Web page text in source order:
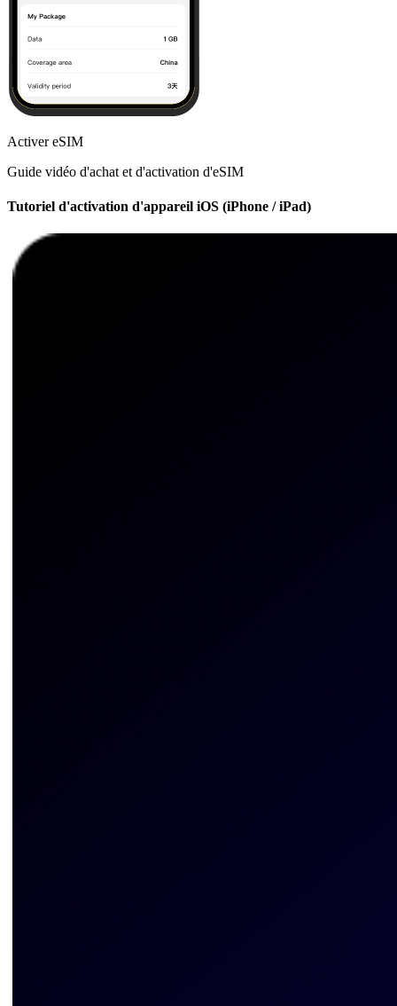
Activer eSIM
Guide vidéo d'achat et d'activation d'eSIM
Tutoriel d'activation d'appareil iOS (iPhone / iPad)